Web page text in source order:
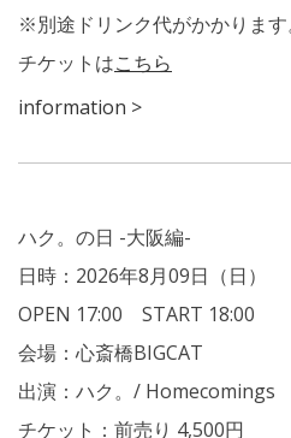
※別途ドリンク代がかかります
チケットはこちら
information >
ハク。の日 -大阪編-
日時：2026年8月09日（日）
OPEN 17:00 START 18:00
会場：心斎橋BIGCAT
出演：ハク。/ Homecomings
チケット：前売り 4,500円